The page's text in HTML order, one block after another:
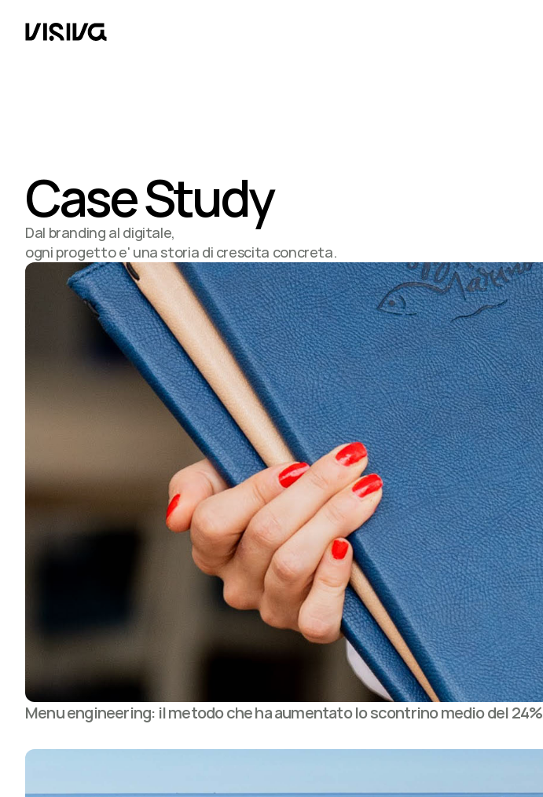
Case Study
Dal branding al digitale,
ogni progetto e' una storia di crescita concreta.
Menu engineering: il metodo che ha aumentato lo scontrino medio del 24%